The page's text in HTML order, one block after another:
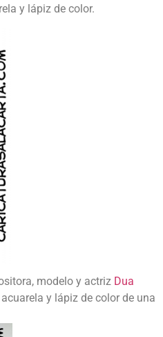
y lápiz de color.
modelo y actriz Dua
y lápiz de color de una